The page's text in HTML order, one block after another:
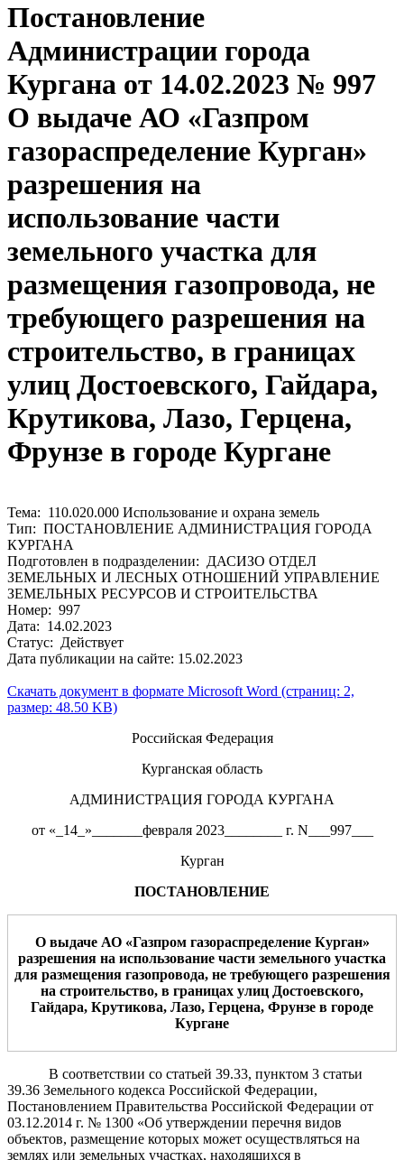
Постановление
Администрации города
Кургана от 14.02.2023 № 997
О выдаче АО «Газпром
газораспределение Курган»
разрешения на
использование части
земельного участка для
размещения газопровода, не
требующего разрешения на
строительство, в границах
улиц Достоевского, Гайдара,
Крутикова, Лазо, Герцена,
Фрунзе в городе Кургане
Тема: 110.020.000 Использование и охрана земель
Тип: ПОСТАНОВЛЕНИЕ АДМИНИСТРАЦИЯ ГОРОДА
КУРГАНА
Подготовлен в подразделении: ДАСИЗО ОТДЕЛ
ЗЕМЕЛЬНЫХ И ЛЕСНЫХ ОТНОШЕНИЙ УПРАВЛЕНИЕ
ЗЕМЕЛЬНЫХ РЕСУРСОВ И СТРОИТЕЛЬСТВА
Номер: 997
Дата: 14.02.2023
Статус: Действует
Дата публикации на сайте: 15.02.2023
Скачать документ в формате Microsoft Word (страниц: 2,
размер: 48.50 KB)
Российская Федерация
Курганская область
АДМИНИСТРАЦИЯ ГОРОДА КУРГАНА
от «_14_»_______февраля 2023________ г. N___997___
Курган
ПОСТАНОВЛЕНИЕ
О выдаче АО «Газпром газораспределение Курган»
разрешения на использование части земельного участка
для размещения газопровода, не требующего разрешения
на строительство, в границах улиц Достоевского,
Гайдара, Крутикова, Лазо, Герцена, Фрунзе в городе
Кургане
В соответствии со статьей 39.33, пунктом 3 статьи
39.36 Земельного кодекса Российской Федерации,
Постановлением Правительства Российской Федерации от
03.12.2014 г. № 1300 «Об утверждении перечня видов
объектов, размещение которых может осуществляться на
землях или земельных участках, находящихся в